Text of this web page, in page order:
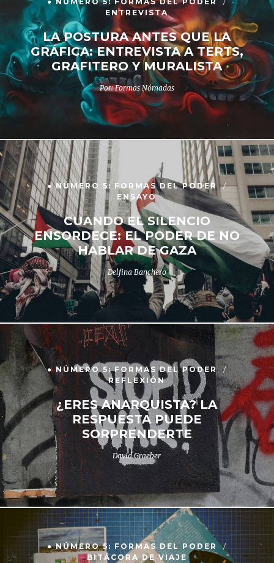
ENTREVISTA
LA POSTURA ANTES QUE LA
GRÁFICA: ENTREVISTA A TERTS,
GRAFITERO Y MURALISTA
Por: Formas Nómadas
● NÚMERO 5: FORMAS DEL PODER
ENSAYO
CUANDO EL SILENCIO
ENSORDECE: EL PODER DE NO
HABLAR DE GAZA
Delfina Banchero
● NÚMERO 5: FORMAS DEL PODER
REFLEXIÓN
¿ERES ANARQUISTA? LA
RESPUESTA PUEDE
SORPRENDERTE
David Graeber
● NÚMERO 5: FORMAS DEL PODER
BITÁCORA DE VIAJE